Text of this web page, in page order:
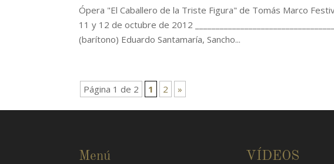
Ópera "El Caballero de la Triste Figura" de Tomás Marco
11 y 12 de octubre de 2012
(barítono) Eduardo Santamaría, Sancho...
Página 1 de 2 1 2 »
Menú VÍDEOS